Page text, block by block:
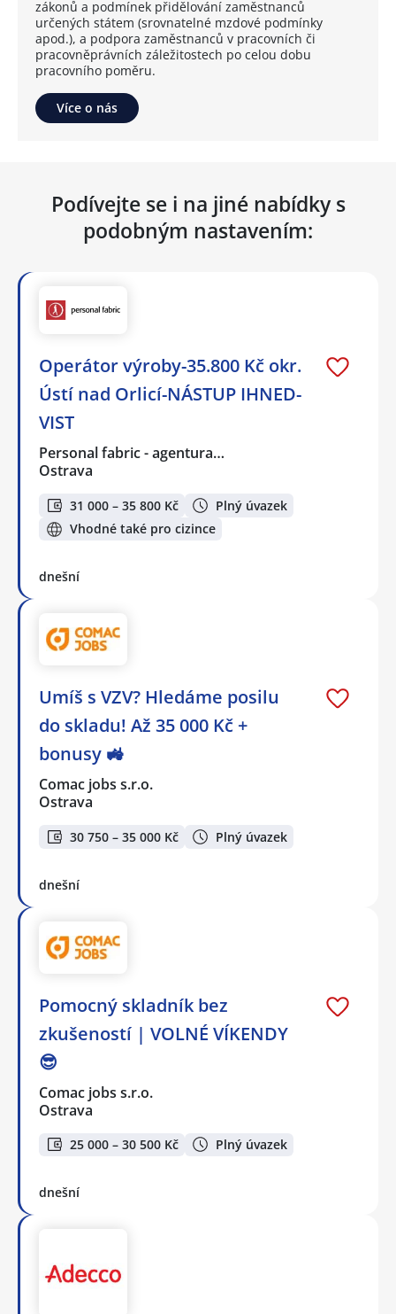
zákonů a podmínek přidělování zaměstnanců
určených státem (srovnatelné mzdové podmínky
apod.), a podpora zaměstnanců v pracovních či
pracovněprávních záležitostech po celou dobu
pracovního poměru.
Více o nás
Podívejte se i na jiné nabídky s
podobným nastavením:
Operátor výroby-35.800 Kč okr.
Ústí nad Orlicí-NÁSTUP IHNED-
VIST
Personal fabric - agentura…
Ostrava
31 000 – 35 800 Kč
Plný úvazek
Vhodné také pro cizince
dnešní
Umíš s VZV? Hledáme posilu
do skladu! Až 35 000 Kč +
bonusy 🚜
Comac jobs s.r.o.
Ostrava
30 750 – 35 000 Kč Plný úvazek
dnešní
Pomocný skladník bez
zkušeností | VOLNÉ VÍKENDY
😎
Comac jobs s.r.o.
Ostrava
25 000 – 30 500 Kč Plný úvazek
dnešní